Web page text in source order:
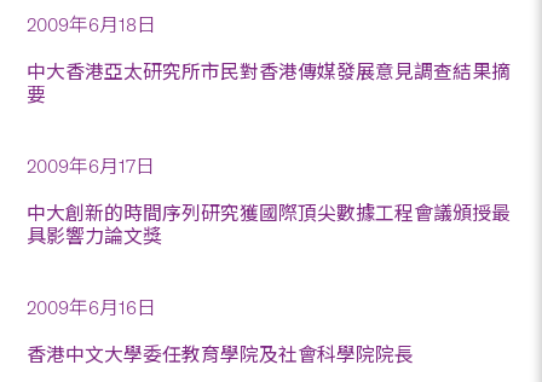
2009年6月18日
中大香港亞太研究所市民對香港傳媒發展意見調查結果摘
要
2009年6月17日
中大創新的時間序列研究獲國際頂尖數據工程會議頒授最
具影響力論文獎
2009年6月16日
香港中文大學委任教育學院及社會科學院院長